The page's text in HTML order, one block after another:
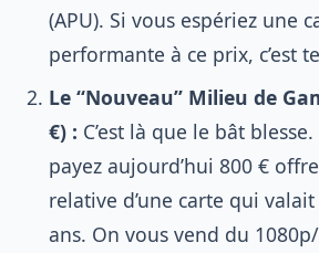
(APU). Si vous espériez une
performante à ce prix, c’est
Le “Nouveau” Milieu de
€) : C’est là que le bât
payez aujourd’hui 800 €
relative d’une carte qui
ans. On vous vend du